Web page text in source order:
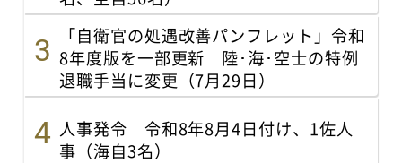
「自衛官の処遇改善パンフレット」令和
8年度版を一部更新 陸･海･空士の特例
退職手当に変更（7月29日）
人事発令 令和8年8月4日付け、1佐人
事（海自3名）